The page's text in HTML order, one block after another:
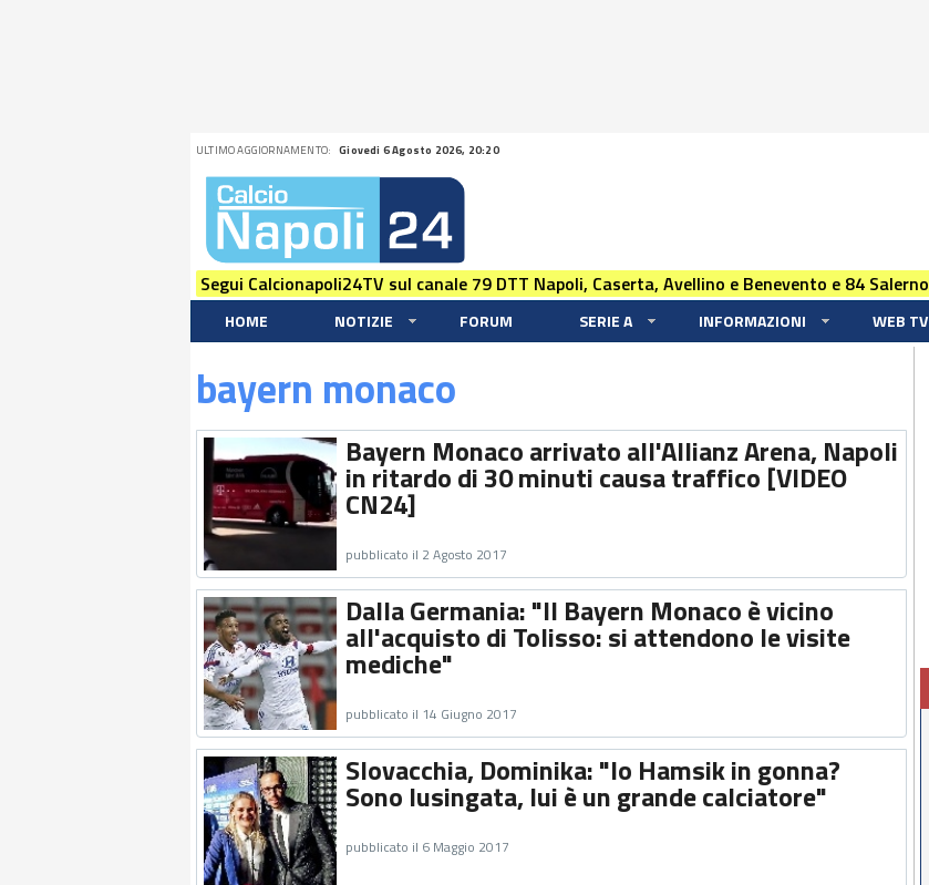
ULTIMO AGGIORNAMENTO: Giovedi 6 Agosto 2026, 20:20
Segui Calcionapoli24TV sul canale 79 DTT Napoli, Caserta, Avellino e Benevento e 84 Salerno
HOME NOTIZIE FORUM SERIE A INFORMAZIONI WEB TV
bayern monaco
Bayern Monaco arrivato all'Allianz Arena, Napoli
in ritardo di 30 minuti causa traffico [VIDEO
CN24]
pubblicato il 2 Agosto 2017
Dalla Germania: "Il Bayern Monaco è vicino
all'acquisto di Tolisso: si attendono le visite
mediche"
pubblicato il 14 Giugno 2017
Slovacchia, Dominika: "Io Hamsik in gonna?
Sono lusingata, lui è un grande calciatore"
pubblicato il 6 Maggio 2017